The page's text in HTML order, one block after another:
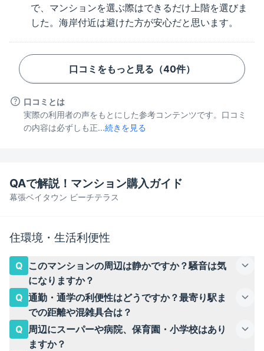
で、マンションを選ぶ際はできるだけ上階を選びま
した。海岸付近は避けた方が安心だと思います。
口コミをもっと見る（40件）
口コミとは
実際の利用者の声をもとにした参考コンテンツです。口コミ
の内容は必ずしも正...続きを見る
幕張ベイタウン ビーチテラス
QAで解説！マンション購入ガイド
住環境・生活利便性
Q このマンションの周辺は静かですか？騒音は気
になりますか？
Q 通勤・通学の利便性はどうですか？最寄り駅ま
での距離や混雑具合は？
Q 周辺にスーパーや病院、保育園・小学校はあり
ますか？